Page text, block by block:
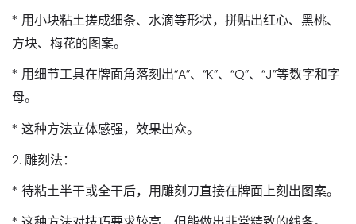
* 用小块粘土搓成细条、水滴等形状，拼贴出红心、黑桃、
方块、梅花的图案。
* 用细节工具在牌面角落刻出“A”、“K”、“Q”、“J”等数字和字
母。
* 这种方法立体感强，效果出众。
2. 雕刻法：
* 待粘土半干或全干后，用雕刻刀直接在牌面上刻出图案。